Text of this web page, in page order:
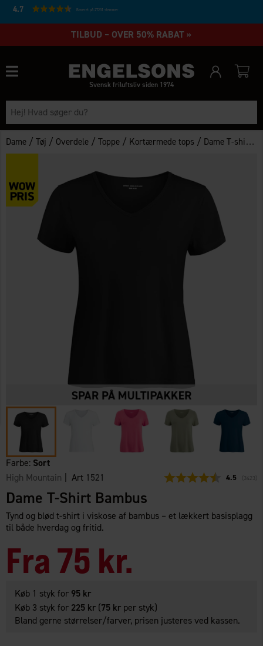
4.7 Baseret på 27231 stemmer
TILBUD – OVER 50% RABAT »
Svensk friluftsliv siden 1974
Dame /Tøj / Overdele /Toppe / Kortærmede tops / Dame T-shirt Bambus
Farbe: Sort
High Mountain | Art 1521 4.5 3423
Dame T-Shirt Bambus
Tynd og blød t-shirt i viskose af bambus – et lækkert basisplagg
til både hverdag og fritid.
Fra75 kr.
Køb 1 styk for 95 kr
Køb 3 styk for 225 kr (75 kr per styk)
Bland gerne størrelser/farver, prisen justeres ved kassen.